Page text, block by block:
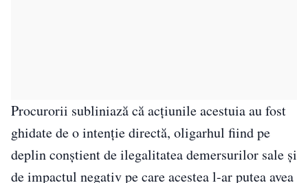
Procurorii subliniază că acțiunile acestuia au fost
ghidate de o intenție directă, oligarhul fiind pe
deplin conștient de ilegalitatea demersurilor sale și
de impactul negativ pe care acestea l-ar putea avea